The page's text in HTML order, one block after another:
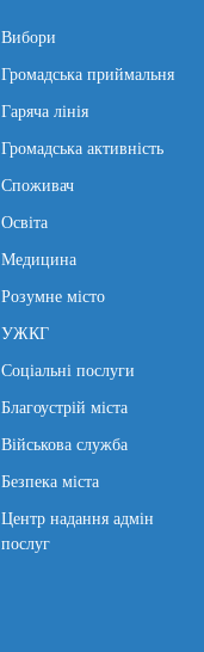
Вибори
Громадська приймальня
Гаряча лінія
Громадська активність
Споживач
Освіта
Медицина
Розумне місто
УЖКГ
Соціальні послуги
Благоустрій міста
Військова служба
Безпека міста
Центр надання адмін
послуг